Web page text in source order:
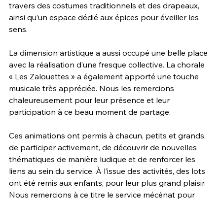
travers des costumes traditionnels et des drapeaux,
ainsi qu’un espace dédié aux épices pour éveiller les
sens.
La dimension artistique a aussi occupé une belle place
avec la réalisation d’une fresque collective. La chorale
« Les Zalouettes » a également apporté une touche
musicale très appréciée. Nous les remercions
chaleureusement pour leur présence et leur
participation à ce beau moment de partage.
Ces animations ont permis à chacun, petits et grands,
de participer activement, de découvrir de nouvelles
thématiques de manière ludique et de renforcer les
liens au sein du service. À l’issue des activités, des lots
ont été remis aux enfants, pour leur plus grand plaisir.
Nous remercions à ce titre le service mécénat pour